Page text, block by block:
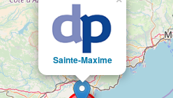
Sainte-Maxime